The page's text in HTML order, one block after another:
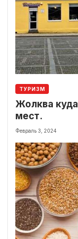
ТУРИЗМ
Жолква
мест.
Февраль 3, 2024